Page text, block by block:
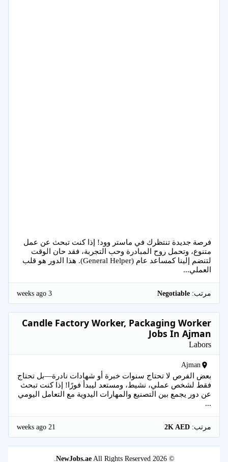
فرصة جديدة تنتظرك في ماستر وود! إذا كنت تبحث عن عمل
متنوع، وتحمل روح المبادرة وحب التجربة، فقد حان الوقت
لتنضم إلينا كمساعد عام (General Helper). هذا الدور هو قلب
العملي...
مرتب: 3 weeks ago
Candle Factory Worker, Packaging Worker
Jobs In Ajman
Labors
Ajman
بعض الفرص لا تحتاج سنوات خبرة أو شهادات نادرة—بل تحتاج
فقط لشخص عملي، نشيط، ومستعد ليبدأ فورًا! إذا كنت تبحث
عن دور يجمع بين التصنيع والمهارات اليدوية مع التعامل اليومي
...
مرتب: 21 weeks ago
© 2026
NewJobs.aeAll Rights Reserved.